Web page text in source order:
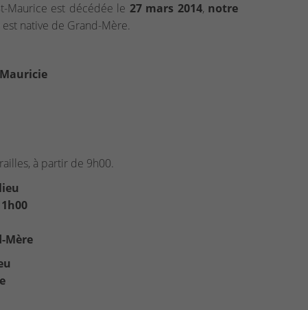
Maurice est décédée le 27 mars 2014, notre
native de Grand-Mère.
à partir de 9h00.
Mère